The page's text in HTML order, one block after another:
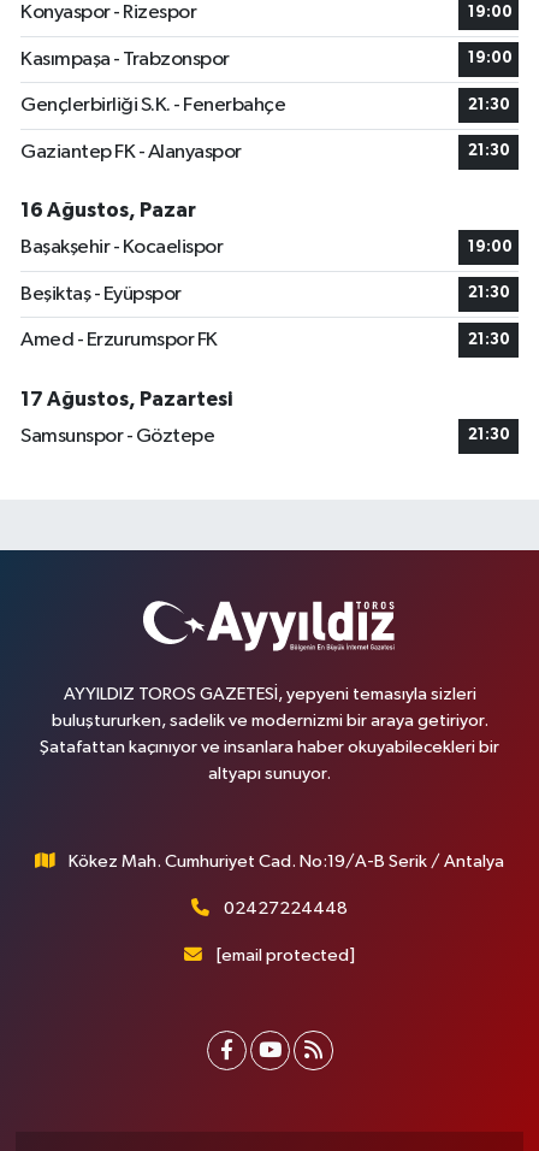
Konyaspor - Rizespor
19:00
Kasımpaşa - Trabzonspor 19:00
Gençlerbirliği S.K. - Fenerbahçe 21:30
Gaziantep FK - Alanyaspor 21:30
16 Ağustos, Pazar
Başakşehir - Kocaelispor
19:00
Beşiktaş - Eyüpspor 21:30
Amed - Erzurumspor FK 21:30
17 Ağustos, Pazartesi
Samsunspor - Göztepe
21:30
AYYILDIZ TOROS GAZETESİ, yepyeni temasıyla sizleri
buluştururken, sadelik ve modernizmi bir araya getiriyor.
Şatafattan kaçınıyor ve insanlara haber okuyabilecekleri bir
altyapı sunuyor.
Kökez Mah. Cumhuriyet Cad. No:19/A-B Serik / Antalya
02427224448
[email protected]